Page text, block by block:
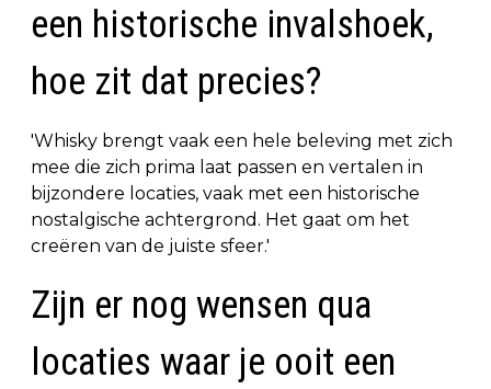
een historische invalshoek,
hoe zit dat precies?
'Whisky brengt vaak een hele beleving met zich
mee die zich prima laat passen en vertalen in
bijzondere locaties, vaak met een historische
nostalgische achtergrond. Het gaat om het
creëren van de juiste sfeer.'
Zijn er nog wensen qua
locaties waar je ooit een